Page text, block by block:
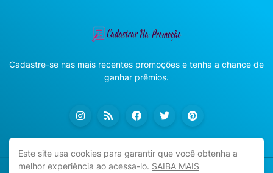
Cadastre-se nas mais recentes promoções e tenha a chance de
ganhar prêmios.
Este site usa cookies para garantir que você obtenha a
melhor experiência ao acessa-lo. SAIBA MAIS